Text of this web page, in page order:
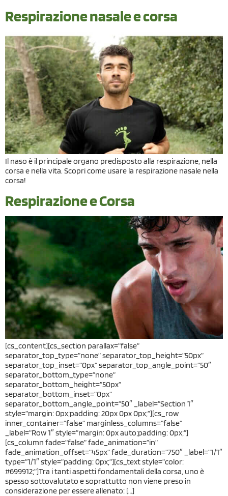
Respirazione nasale e corsa
Il naso è il principale organo predisposto alla respirazione, nella
corsa e nella vita. Scopri come usare la respirazione nasale nella
corsa!
Respirazione e Corsa
[cs_content][cs_section parallax=”false”
separator_top_type=”none” separator_top_height=”50px”
separator_top_inset=”0px” separator_top_angle_point=”50″
separator_bottom_type=”none”
separator_bottom_height=”50px”
separator_bottom_inset=”0px”
separator_bottom_angle_point=”50″ _label=”Section 1″
style=”margin: 0px;padding: 20px 0px 0px;”][cs_row
inner_container=”false” marginless_columns=”false”
_label=”Row 1″ style=”margin: 0px auto;padding: 0px;”]
[cs_column fade=”false” fade_animation=”in”
fade_animation_offset=”45px” fade_duration=”750″ _label=”1/1″
type=”1/1″ style=”padding: 0px;”][cs_text style=”color:
#699912;”]Tra i tanti aspetti fondamentali della corsa, uno è
spesso sottovalutato e soprattutto non viene preso in
considerazione per essere allenato: […]